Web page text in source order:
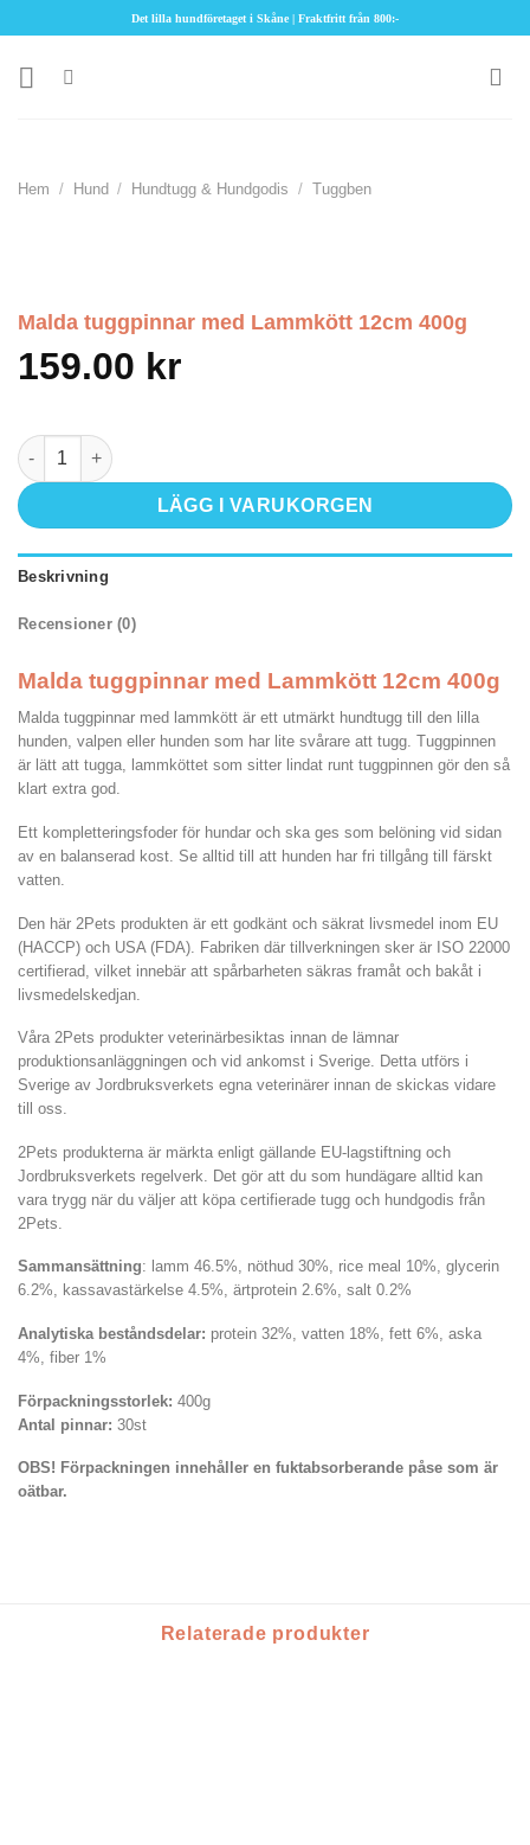
content
Det lilla hundföretaget i Skåne | Fraktfritt från 800:-
Hem / Hund / Hundtugg & Hundgodis / Tuggben
Malda tuggpinnar med Lammkött 12cm 400g
159.00 kr
Malda tuggpinnar med Lammkött 12cm 400g mängd
LÄGG I VARUKORGEN
Beskrivning
Recensioner (0)
Malda tuggpinnar med Lammkött 12cm 400g
Malda tuggpinnar med lammkött är ett utmärkt hundtugg till den lilla
hunden, valpen eller hunden som har lite svårare att tugg. Tuggpinnen
är lätt att tugga, lammköttet som sitter lindat runt tuggpinnen gör den så
klart extra god.
Ett kompletteringsfoder för hundar och ska ges som belöning vid sidan
av en balanserad kost. Se alltid till att hunden har fri tillgång till färskt
vatten.
Den här 2Pets produkten är ett godkänt och säkrat livsmedel inom EU
(HACCP) och USA (FDA). Fabriken där tillverkningen sker är ISO 22000
certifierad, vilket innebär att spårbarheten säkras framåt och bakåt i
livsmedelskedjan.
Våra 2Pets produkter veterinärbesiktas innan de lämnar
produktionsanläggningen och vid ankomst i Sverige. Detta utförs i
Sverige av Jordbruksverkets egna veterinärer innan de skickas vidare
till oss.
2Pets produkterna är märkta enligt gällande EU-lagstiftning och
Jordbruksverkets regelverk. Det gör att du som hundägare alltid kan
vara trygg när du väljer att köpa certifierade tugg och hundgodis från
2Pets.
Sammansättning: lamm 46.5%, nöthud 30%, rice meal 10%, glycerin
6.2%, kassavastärkelse 4.5%, ärtprotein 2.6%, salt 0.2%
Analytiska beståndsdelar: protein 32%, vatten 18%, fett 6%, aska
4%, fiber 1%
Förpackningsstorlek: 400g
Antal pinnar: 30st
OBS! Förpackningen innehåller en fuktabsorberande påse som är
oätbar.
Relaterade produkter